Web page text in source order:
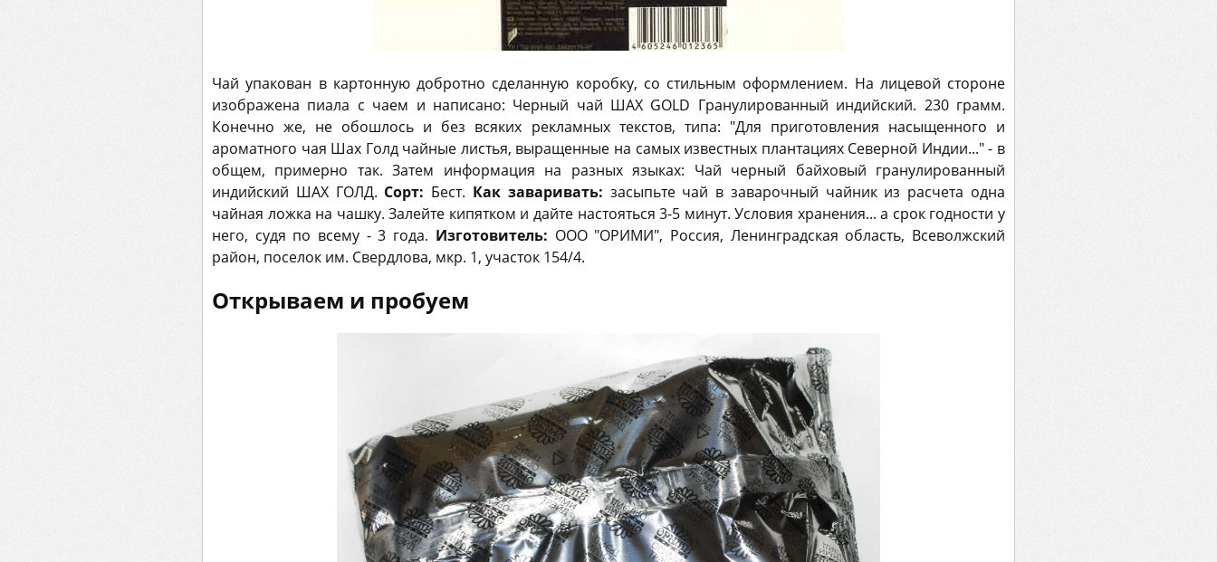
Чай упакован в картонную добротно сделанную коробку, со стильным оформлением. На лицевой стороне
изображена пиала с чаем и написано: Черный чай ШАХ GOLD Гранулированный индийский. 230 грамм.
Конечно же, не обошлось и без всяких рекламных текстов, типа: "Для приготовления насыщенного и
ароматного чая Шах Голд чайные листья, выращенные на самых известных плантациях Северной Индии..." - в
общем, примерно так. Затем информация на разных языках: Чай черный байховый гранулированный
индийский ШАХ ГОЛД. Сорт: Бест. Как заваривать: засыпьте чай в заварочный чайник из расчета одна
чайная ложка на чашку. Залейте кипятком и дайте настояться 3-5 минут. Условия хранения... а срок годности у
него, судя по всему - 3 года. Изготовитель: ООО "ОРИМИ", Россия, Ленинградская область, Всеволжский
район, поселок им. Свердлова, мкр. 1, участок 154/4.
Открываем и пробуем